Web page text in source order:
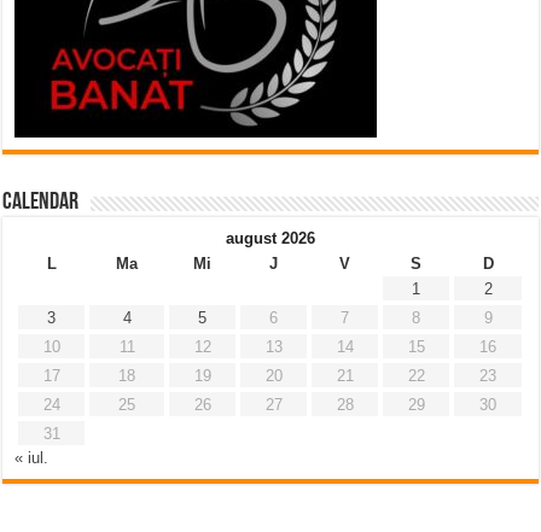
Calendar
august 2026
L
Ma Mi J V S
D
1
2
3
4 5 6 7 8
9
10
11 12 13 14 15
16
17
18 19 20 21 22
23
24
25 26 27 28 29
30
31
« iul.